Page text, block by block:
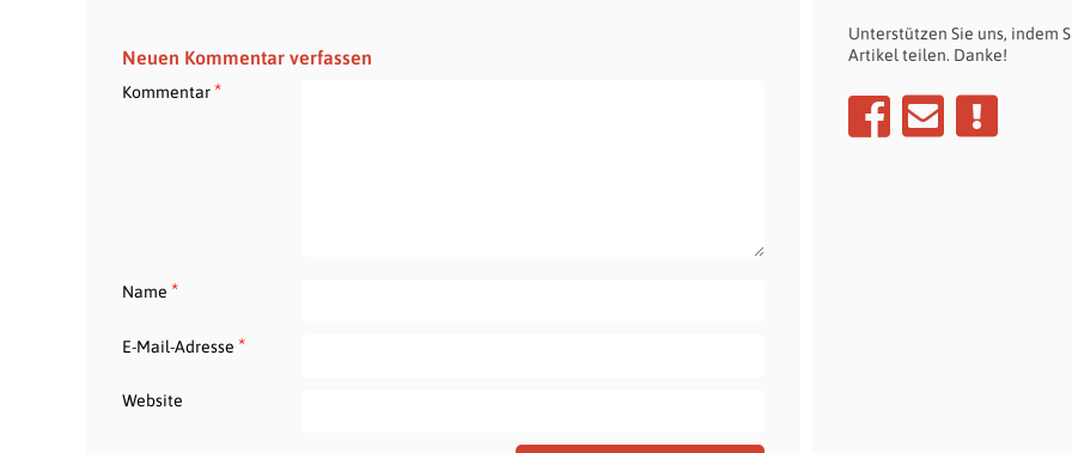
Neuen Kommentar verfassen
Kommentar*
Name *
E-Mail-Adresse *
Website
Unterstützen Sie uns, indem
Artikel teilen. Danke!